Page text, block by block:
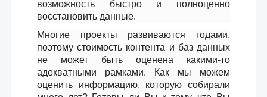
возможность быстро и полноценно
восстановить данные.
Многие проекты развиваются годами,
поэтому стоимость контента и баз данных
не может быть оценена какими-то
адекватными рамками. Как мы можем
оценить информацию, которую собирали